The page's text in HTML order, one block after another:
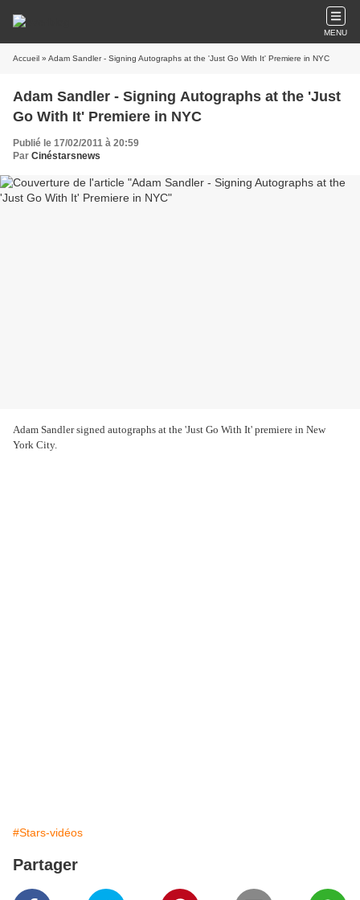
MENU
Accueil » Adam Sandler - Signing Autographs at the 'Just Go With It' Premiere in NYC
Adam Sandler - Signing Autographs at the 'Just
Go With It' Premiere in NYC
Publié le 17/02/2011 à 20:59
Par Cinéstarsnews
Adam Sandler signed autographs at the 'Just Go With It' premiere in New
York City.
#Stars-vidéos
Partager